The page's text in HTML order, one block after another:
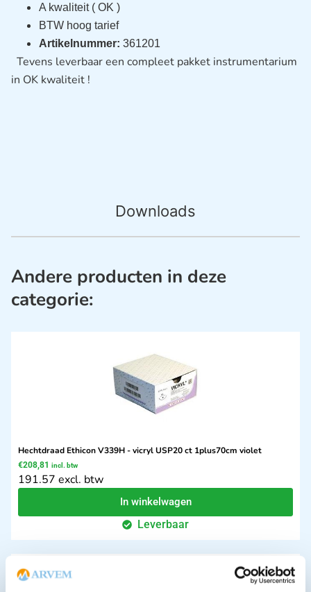
Downloads
A kwaliteit ( OK )
BTW hoog tarief
Artikelnummer: 361201
Tevens leverbaar een compleet pakket instrumentarium
in OK kwaliteit !
Andere producten in deze
categorie:
Hechtdraad Ethicon V339H - vicryl USP20 ct 1plus70cm violet
€208,81 incl. btw
191.57 excl. btw
In winkelwagen
Leverbaar